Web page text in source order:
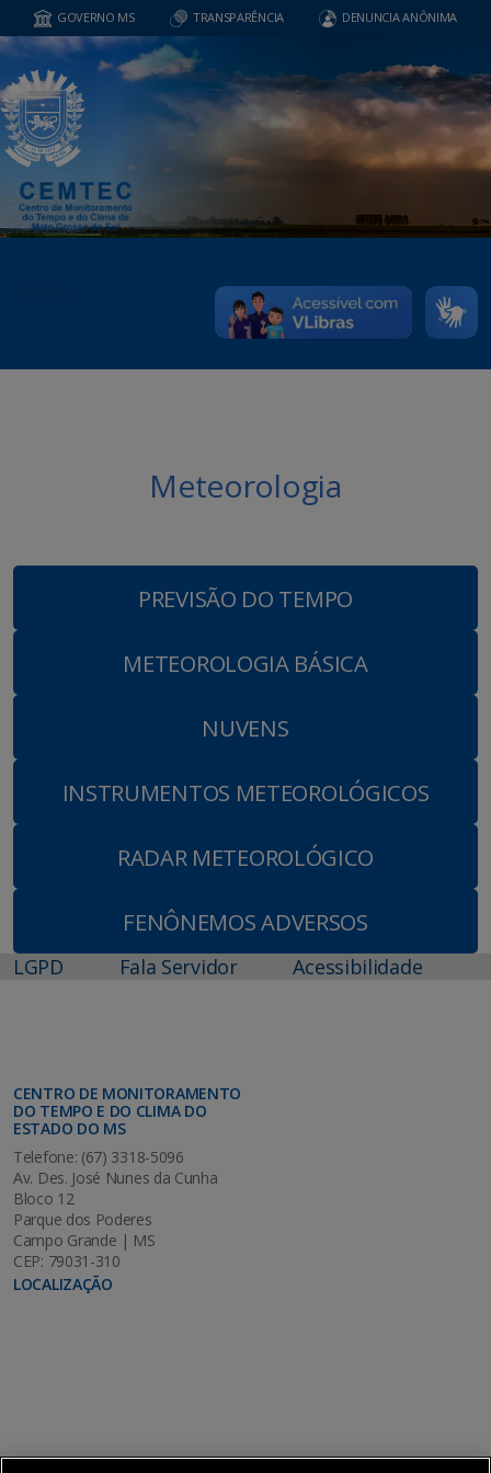
GOVERNO MS TRANSPARÊNCIA DENUNCIA ANÔNIMA
Meteorologia
PREVISÃO DO TEMPO
METEOROLOGIA BÁSICA
NUVENS
INSTRUMENTOS METEOROLÓGICOS
RADAR METEOROLÓGICO
FENÔNEMOS ADVERSOS
LGPD Fala Servidor Acessibilidade
CENTRO DE MONITORAMENTO
DO TEMPO E DO CLIMA DO
ESTADO DO MS
Telefone: (67) 3318-5096
Av. Des. José Nunes da Cunha
Bloco 12
Parque dos Poderes
Campo Grande | MS
CEP: 79031-310
LOCALIZAÇÃO